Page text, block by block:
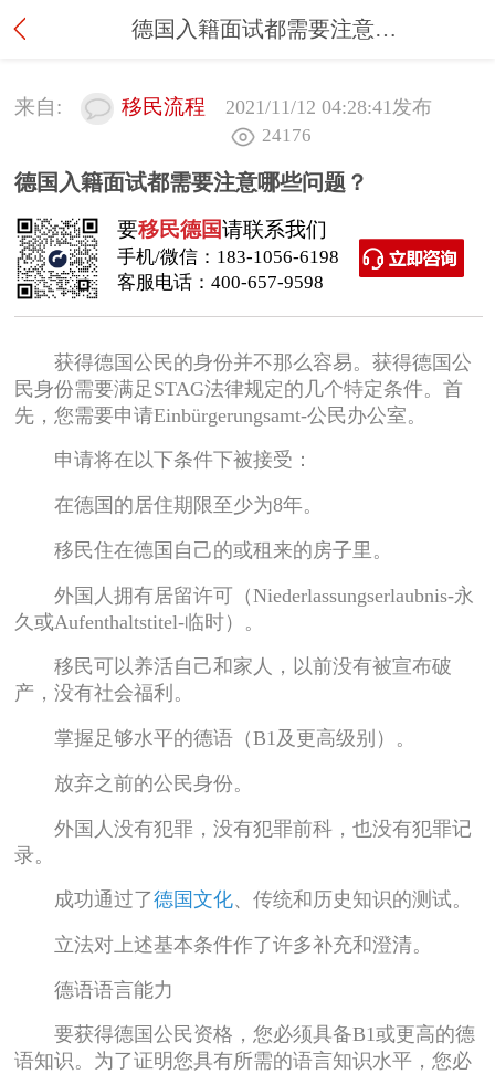
德国入籍面试都需要注意哪些问题？
来自: 移民流程 2021/11/12 04:28:41发布
24176
德国入籍面试都需要注意哪些问题？
要移民德国请联系我们
手机/微信： 183-1056-6198
客服电话： 400-657-9598
获得德国公民的身份并不那么容易。获得德国公
民身份需要满足STAG法律规定的几个特定条件。首
先，您需要申请Einbürgerungsamt-公民办公室。
申请将在以下条件下被接受：
在德国的居住期限至少为8年。
移民住在德国自己的或租来的房子里。
外国人拥有居留许可（Niederlassungserlaubnis-永
久或Aufenthaltstitel-临时）。
移民可以养活自己和家人，以前没有被宣布破
产，没有社会福利。
掌握足够水平的德语（B1及更高级别）。
放弃之前的公民身份。
外国人没有犯罪，没有犯罪前科，也没有犯罪记
录。
成功通过了德国文化、传统和历史知识的测试。
立法对上述基本条件作了许多补充和澄清。
德语语言能力
要获得德国公民资格，您必须具备B1或更高的德
语知识。为了证明您具有所需的语言知识水平，您必